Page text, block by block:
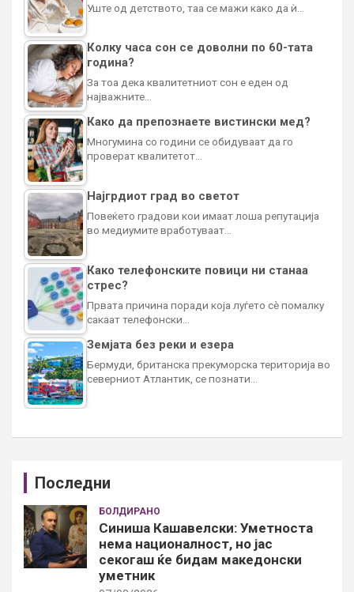
Уште од детството, таа се мажи како да ѝ…
Колку часа сон се доволни по 60-тата
година?
За тоа дека квалитетниот сон е еден од
најважните…
Како да препознаете вистински мед?
Многумина со години се обидуваат да го
проверат квалитетот…
Најгрдиот град во светот
Повеќето градови кои имаат лоша репутација
во медиумите вработуваат…
Како телефонските повици ни станаа
стрес?
Првата причина поради која луѓето сè помалку
сакаат телефонски…
Земјата без реки и езера
Бермуди, британска прекуморска територија во
северниот Атлантик, се познати…
Последни
БОЛДИРАНО
Синиша Кашавелски: Уметноста
нема националност, но јас
секогаш ќе бидам македонски
уметник